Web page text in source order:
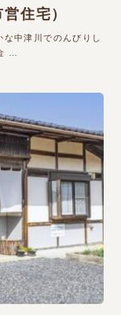
住宅）
中津川でのんびりし
…